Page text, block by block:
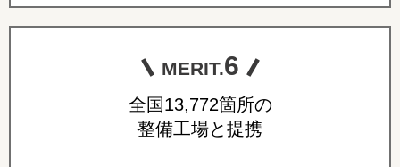
MERIT.6
全国13,772箇所の
整備工場と提携